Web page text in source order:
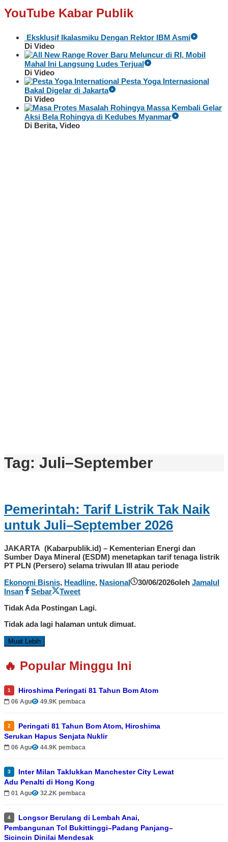
YouTube Kabar Publik
Eksklusif Ikalasmiku Dengan Rektor IBM Asmi
Di Video
Baru Meluncur di RI, Mobil
Mahal Ini Langsung Ludes Terjual
Di Video
Pesta Yoga Internasional
Bakal Digelar di Jakarta
Di Video
Massa Kembali Gelar
Aksi Bela Rohingya di Kedubes Myanmar
Di Berita, Video
Tag: Juli–September
Pemerintah: Tarif Listrik Tak Naik
untuk Juli–September 2026
JAKARTA (Kabarpublik.id) – Kementerian Energi dan
Sumber Daya Mineral (ESDM) menetapkan tarif tenaga listrik
PT PLN (Persero) selama triwulan III atau periode
Ekonomi Bisnis, Headline, Nasional 30/06/2026oleh Jamalul
Insan
Sebar
Tweet
Tidak Ada Postingan Lagi.
Tidak ada lagi halaman untuk dimuat.
Muat Lebih
🔥 Popular Minggu Ini
1 Hiroshima Peringati 81 Tahun Bom Atom
06 Agu 49.9K pembaca
2
Peringati 81 Tahun Bom Atom, Hiroshima
Serukan Hapus Senjata Nuklir
06 Agu 44.9K pembaca
3
Inter Milan Taklukkan Manchester City Lewat
Adu Penalti di Hong Kong
01 Agu 32.2K pembaca
4
Longsor Berulang di Lembah Anai,
Pembangunan Tol Bukittinggi–Padang Panjang–
Sicincin Dinilai Mendesak